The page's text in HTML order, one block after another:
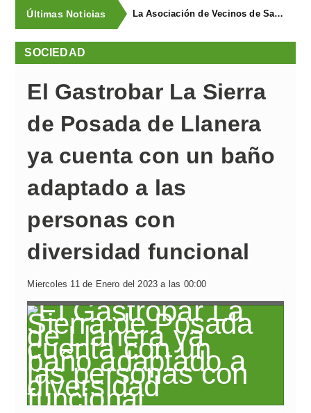
Últimas Noticias La Asociación de Vecinos de Santa Cruz descubrió los Covarones
SOCIEDAD
El Gastrobar La Sierra
de Posada de Llanera
ya cuenta con un baño
adaptado a las
personas con
diversidad funcional
Miercoles 11 de Enero del 2023 a las 00:00